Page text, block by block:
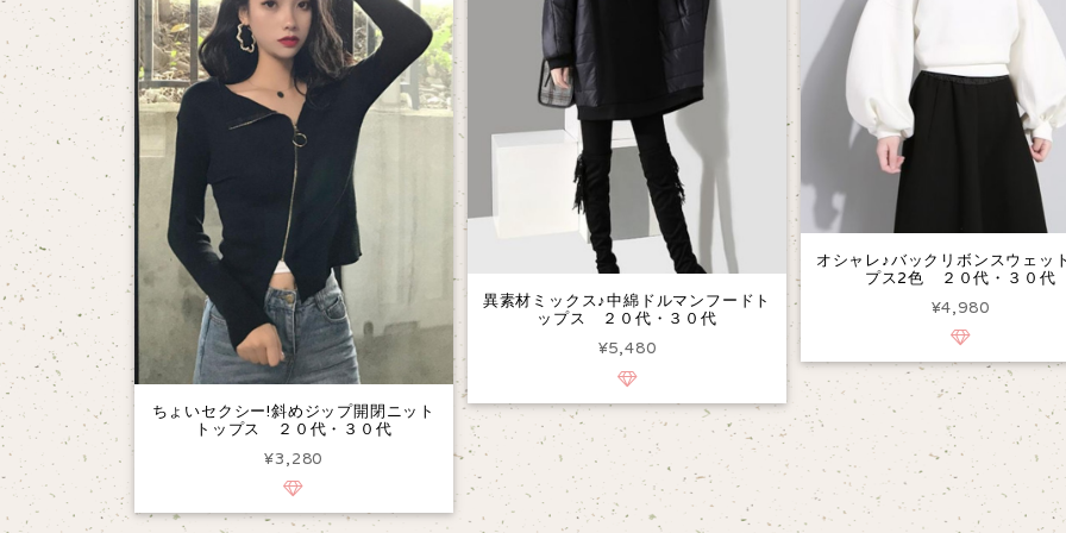
ちょいセクシー!斜めジップ開閉ニット
トップス ２０代・３０代
¥3,280
異素材ミックス♪中綿ドルマンフードト
ップス ２０代・３０代
¥5,480
オシャレ♪バックリボンスウェッ
プス2色 ２０代・３０代
¥4,980